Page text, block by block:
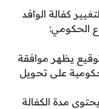
كفالة الوافد
الحكومي:
يظهر موافقة
على تحويل
مدة الكفالة